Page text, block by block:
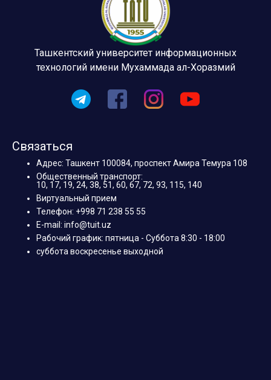
Ташкентский университет информационных
технологий имени Мухаммада ал-Хоразмий
Связаться
Адрес: Ташкент 100084, проспект Амира Темура 108
Общественный транспорт:
10, 17, 19, 24, 38, 51, 60, 67, 72, 93, 115, 140
Виртуальный прием
Телефон: +998 71 238 55 55
E-mail: info@tuit.uz
Рабочий график: пятница - Суббота 8:30 - 18:00
суббота воскресенье выходной